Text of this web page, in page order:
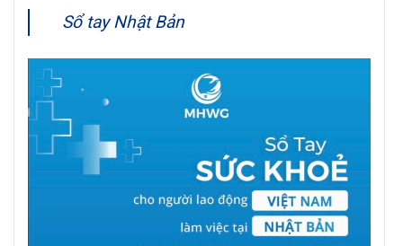
Sổ tay Nhật Bản